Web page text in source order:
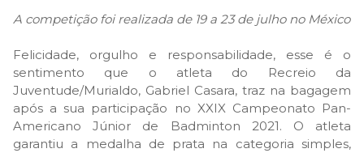
A competição foi realizada de 19 a 23 de julho no México
Felicidade, orgulho e responsabilidade, esse é o
sentimento que o atleta do Recreio da
Juventude/Murialdo, Gabriel Casara, traz na bagagem
após a sua participação no XXIX Campeonato Pan-
Americano Júnior de Badminton 2021. O atleta
garantiu a medalha de prata na categoria simples,